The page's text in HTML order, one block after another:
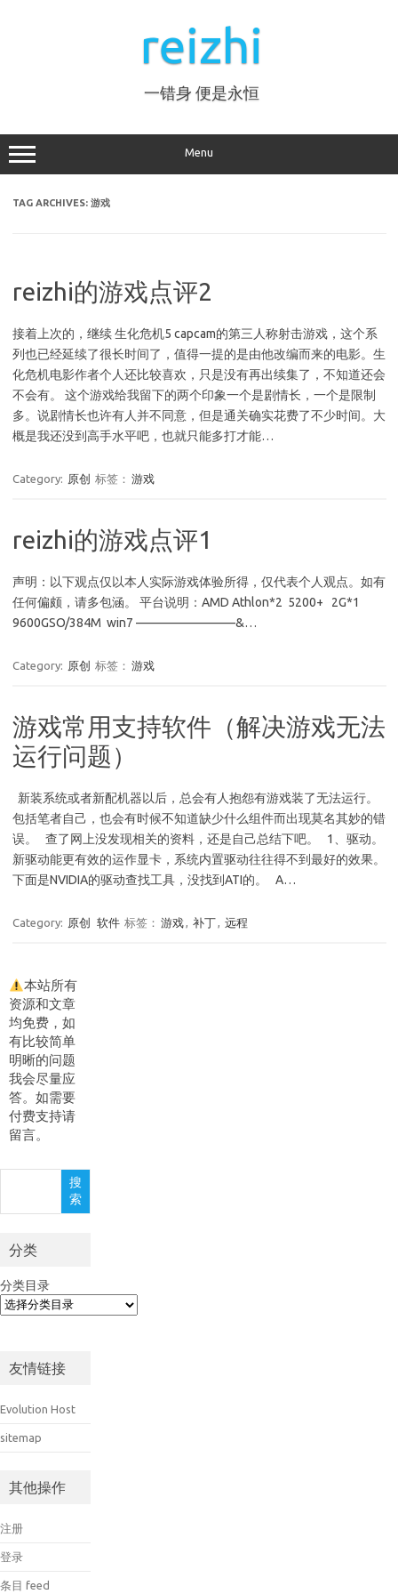
reizhi
一错身 便是永恒
Menu
TAG ARCHIVES: 游戏
reizhi的游戏点评2
接着上次的，继续 生化危机5 capcam的第三人称射击游戏，这个系
列也已经延续了很长时间了，值得一提的是由他改编而来的电影。生
化危机电影作者个人还比较喜欢，只是没有再出续集了，不知道还会
不会有。 这个游戏给我留下的两个印象一个是剧情长，一个是限制
多。说剧情长也许有人并不同意，但是通关确实花费了不少时间。大
概是我还没到高手水平吧，也就只能多打才能…
Category: 原创 标签： 游戏
reizhi的游戏点评1
声明：以下观点仅以本人实际游戏体验所得，仅代表个人观点。如有
任何偏颇，请多包涵。 平台说明：AMD Athlon*2 5200+ 2G*1
9600GSO/384M win7 ————————&…
Category: 原创 标签： 游戏
游戏常用支持软件（解决游戏无法
运行问题）
新装系统或者新配机器以后，总会有人抱怨有游戏装了无法运行。
包括笔者自己，也会有时候不知道缺少什么组件而出现莫名其妙的错
误。 查了网上没发现相关的资料，还是自己总结下吧。 1、驱动。
新驱动能更有效的运作显卡，系统内置驱动往往得不到最好的效果。
下面是NVIDIA的驱动查找工具，没找到ATI的。 A…
Category: 原创 软件 标签： 游戏, 补丁, 远程
本站所有
资源和文章
均免费，如
有比较简单
明晰的问题
我会尽量应
答。如需要
付费支持请
留言。
搜
索
分类
分类目录
友情链接
Evolution Host
sitemap
其他操作
注册
登录
条目 feed